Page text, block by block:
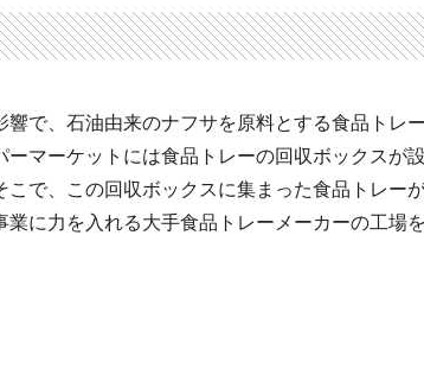
で、石油由来のナフサを原料とする食品トレ
マーケットには食品トレーの回収ボックスが
で、この回収ボックスに集まった食品トレー
に力を入れる大手食品トレーメーカーの工場を